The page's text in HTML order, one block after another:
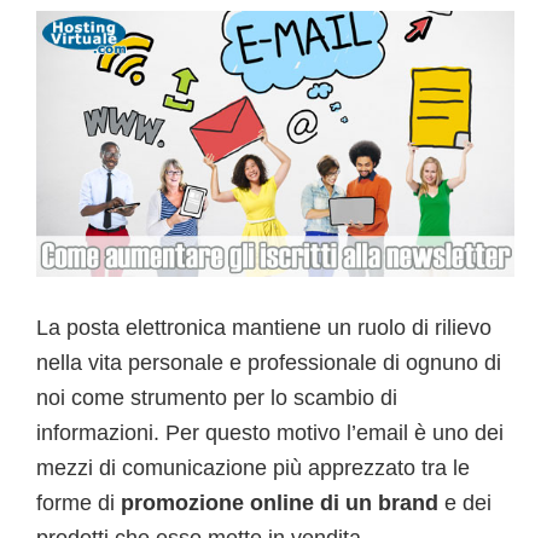
La posta elettronica mantiene un ruolo di rilievo
nella vita personale e professionale di ognuno di
noi come strumento per lo scambio di
informazioni. Per questo motivo l’email è uno dei
mezzi di comunicazione più apprezzato tra le
forme di promozione online di un brand e dei